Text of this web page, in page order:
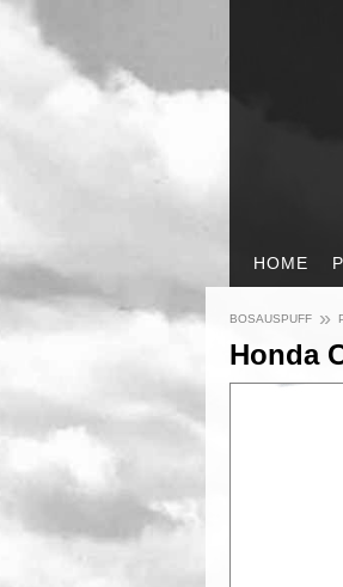
HOME
BOSAUSPUFF »
Honda